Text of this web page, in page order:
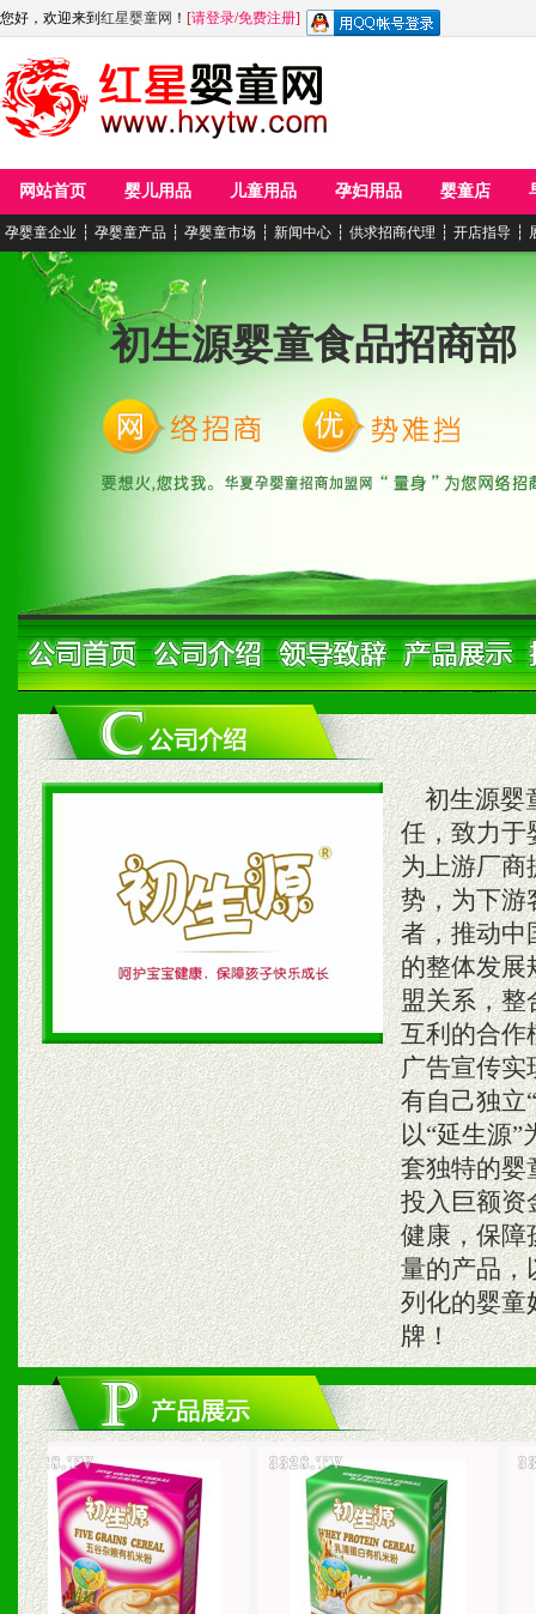
您好，欢迎来到 红星婴童网 ！ [请登录/免费注册]
网站首页 婴儿用品 儿童用品 孕妇用品 婴童店
孕婴童企业 ┆ 孕婴童产品 ┆ 孕婴童市场 ┆ 新闻中心 ┆ 供求招商代理 ┆ 开店指导 ┆
初生源婴童食品招商部
初生源婴
任，致力于
为上游厂商
势，为下游
者，推动中
的整体发展
盟关系，整
互利的合作
广告宣传实
有自己独立
以“延生源”
套独特的婴
投入巨额资
健康，保障
量的产品，
列化的婴童
牌！